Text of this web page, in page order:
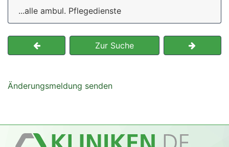
...alle ambul. Pflegedienste
Zur Suche
Änderungsmeldung senden